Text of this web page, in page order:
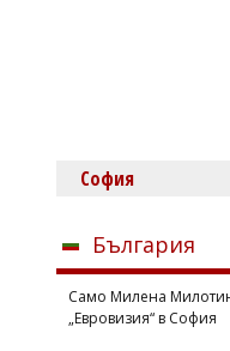
office@flagman.bg
София
България
Само Милена
„Евровизия“ в София